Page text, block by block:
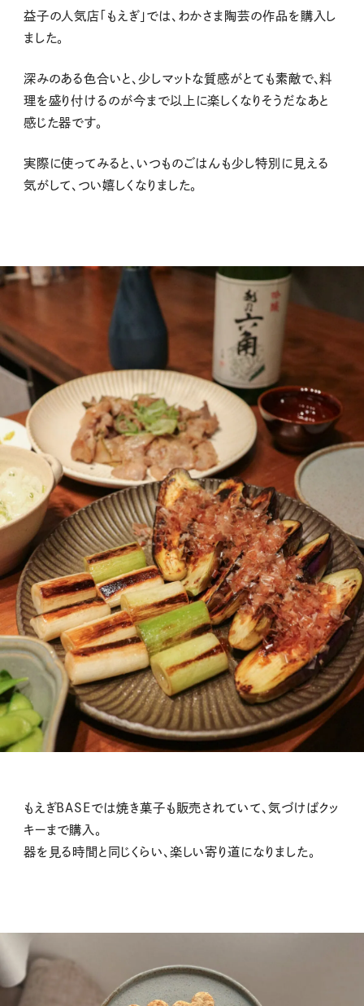
益子の人気店「もえぎ」では、わかさま陶芸の作品を購入し
ました。
深みのある色合いと、少しマットな質感がとても素敵で、料
理を盛り付けるのが今まで以上に楽しくなりそうだなあと
感じた器です。
実際に使ってみると、いつものごはんも少し特別に見える
気がして、つい嬉しくなりました。
もえぎBASEでは焼き菓子も販売されていて、気づけばクッ
キーまで購入。
器を見る時間と同じくらい、楽しい寄り道になりました。